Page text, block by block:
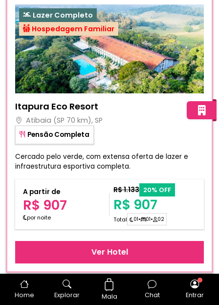
Lazer Completo
Hospedagem Familiar
Itapura Eco Resort
Atibaia (SP 70 km), SP
Pensão Completa
Cercado pelo verde, com extensa oferta de lazer e
infraestrutura esportiva completa.
A partir de
R$ 907
por noite
R$ 1.133 20% OFF
R$ 907
Total 01• 01• 02
Ver Hotel
Data sugerida 01/09/2026a 03/09/2026
Home Explorar Mala Chat Entrar